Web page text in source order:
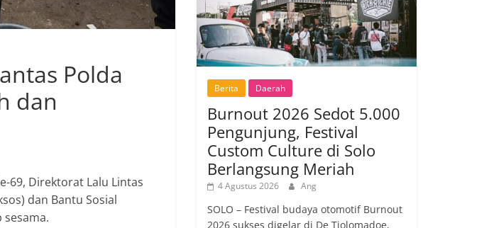
Polda
dan
69, Direktorat Lalu Lintas
dan Bantu Sosial
Berita Daerah
Burnout 2026 Sedot 5.000
Pengunjung, Festival
Custom Culture di Solo
Berlangsung Meriah
4 Agustus 2026 Ang
SOLO – Festival budaya otomotif Burnout
2026 sukses digelar di De Tjolomadoe,